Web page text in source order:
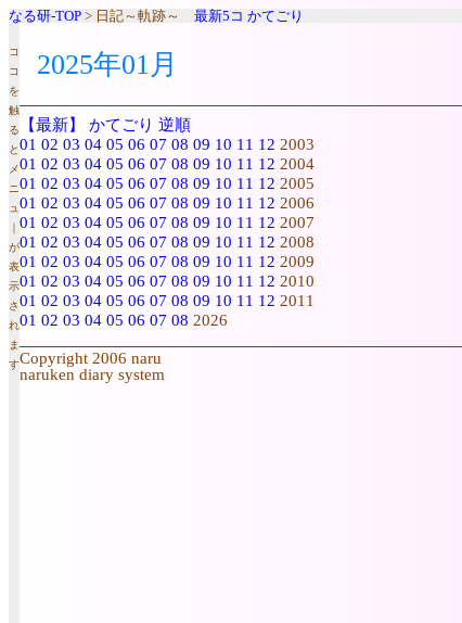
なる研-TOP > 日記～軌跡～ 最新5コ かてごり
コ
コ
を
触
る
と
メ
ニ
ュ
｜
が
表
示
さ
れ
ま
す
2025年01月
【最新】 かてごり 逆順
01 02 03 04 05 06 07 08 09 10 11 12 2003
01 02 03 04 05 06 07 08 09 10 11 12 2004
01 02 03 04 05 06 07 08 09 10 11 12 2005
01 02 03 04 05 06 07 08 09 10 11 12 2006
01 02 03 04 05 06 07 08 09 10 11 12 2007
01 02 03 04 05 06 07 08 09 10 11 12 2008
01 02 03 04 05 06 07 08 09 10 11 12 2009
01 02 03 04 05 06 07 08 09 10 11 12 2010
01 02 03 04 05 06 07 08 09 10 11 12 2011
01 02 03 04 05 06 07 08 2026
Copyright 2006 naru
naruken diary system